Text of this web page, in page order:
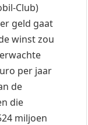
Club)
geld gaat
winst zou
per jaar
de
die
miljoen